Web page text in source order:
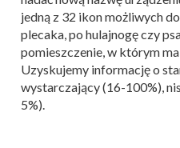
jedną z 32 ikon możliwych
plecaka, po hulajnogę czy
pomieszczenie, w którym
Uzyskujemy informację o
wystarczający (16-100%),
5%).